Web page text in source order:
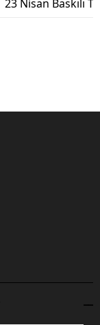
23 Nisan Baskılı